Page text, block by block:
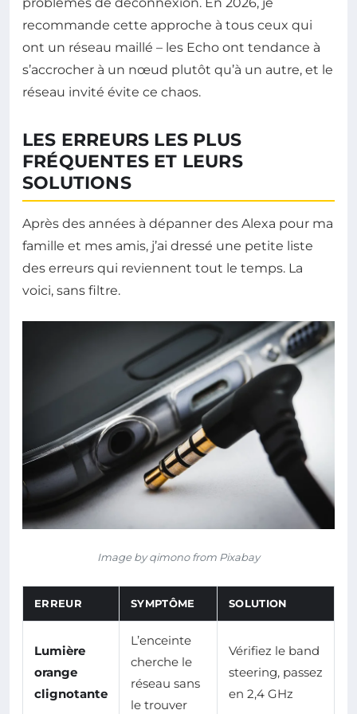
recommande cette approche à tous ceux qui
ont un réseau maillé – les Echo ont tendance à
s’accrocher à un nœud plutôt qu’à un autre, et le
réseau invité évite ce chaos.
LES ERREURS LES PLUS
FRÉQUENTES ET LEURS
SOLUTIONS
Après des années à dépanner des Alexa pour ma
famille et mes amis, j’ai dressé une petite liste
des erreurs qui reviennent tout le temps. La
voici, sans filtre.
Image by qimono from Pixabay
ERREUR SYMPTÔME SOLUTION
Lumière
orange
clignotante
L’enceinte
cherche le
réseau sans
le trouver
Vérifiez le band
steering, passez
en 2,4 GHz